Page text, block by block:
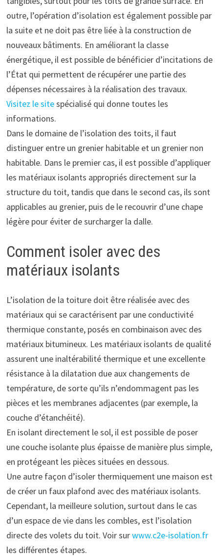
outre, l’opération d’isolation est également possible par
la suite et ne doit pas être liée à la construction de
nouveaux bâtiments. En améliorant la classe
énergétique, il est possible de bénéficier d’incitations de
l’État qui permettent de récupérer une partie des
dépenses nécessaires à la réalisation des travaux.
Visitez le sitespécialisé qui donne toutes les
informations.
Dans le domaine de l’isolation des toits, il faut
distinguer entre un grenier habitable et un grenier non
habitable. Dans le premier cas, il est possible d’appliquer
les matériaux isolants appropriés directement sur la
structure du toit, tandis que dans le second cas, ils sont
applicables au grenier, puis de le recouvrir d’une chape
légère pour éviter de surcharger la dalle.
Comment isoler avec des
matériaux isolants
L’isolation de la toiture doit être réalisée avec des
matériaux qui se caractérisent par une conductivité
thermique constante, posés en combinaison avec des
matériaux bitumineux. Les matériaux isolants de qualité
assurent une inaltérabilité thermique et une excellente
résistance à la dilatation due aux changements de
température, de sorte qu’ils n’endommagent pas les
pièces et les membranes adjacentes (par exemple, la
couche d’étanchéité).
En isolant directement le sol, il est possible de poser
une couche isolante plus épaisse de manière plus simple,
en protégeant les pièces situées en dessous.
Une autre façon d’isoler thermiquement une maison est
de créer un faux plafond avec des matériaux isolants.
Cependant, la meilleure solution, surtout dans le cas
d’un espace de vie dans les combles, est l’isolation
directe des volets du toit. Voir surwww.c2e-isolation.fr
les différentes étapes.